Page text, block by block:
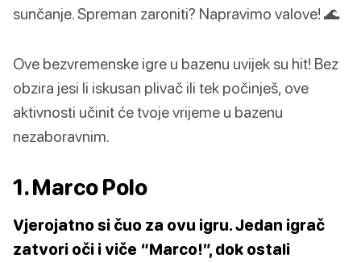
sunčanje. Spreman zaroniti? Napravimo valove! 🌊
Ove bezvremenske igre u bazenu uvijek su hit! Bez
obzira jesi li iskusan plivač ili tek počinješ, ove
aktivnosti učinit će tvoje vrijeme u bazenu
nezaboravnim.
1. Marco Polo
Vjerojatno si čuo za ovu igru. Jedan igrač
zatvori oči i viče “Marco!”, dok ostali